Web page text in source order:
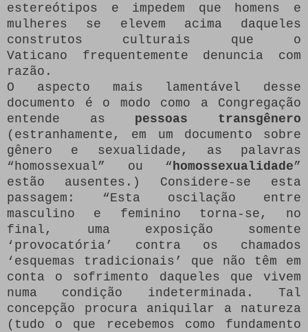
estereótipos e impedem que homens e
mulheres se elevem acima daqueles
construtos culturais que o
Vaticano frequentemente denuncia com
razão.
O aspecto mais lamentável desse
documento é o modo como a Congregação
entende as pessoas transgênero
(estranhamente, em um documento sobre
gênero e sexualidade, as palavras
“homossexual” ou “ homossexualidade”
estão ausentes.) Considere-se esta
passagem: “Esta oscilação entre
masculino e feminino torna-se, no
final, uma exposição somente
‘provocatória’ contra os chamados
‘esquemas tradicionais’ que não têm em
conta o sofrimento daqueles que vivem
numa condição indeterminada. Tal
concepção procura aniquilar a natureza
(tudo o que recebemos como fundamento